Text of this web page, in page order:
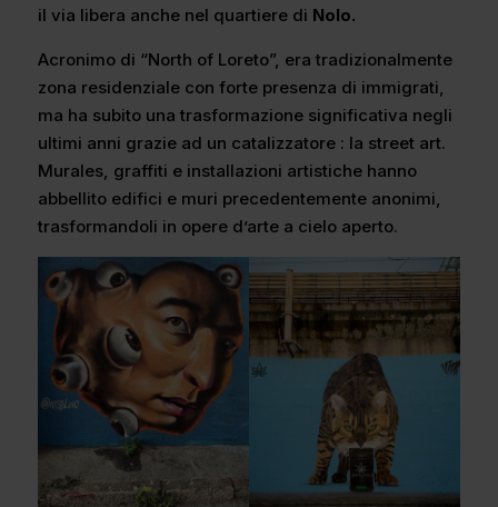
il via libera anche nel quartiere di Nolo.
Acronimo di “North of Loreto”, era tradizionalmente
zona residenziale con forte presenza di immigrati,
ma ha subito una trasformazione significativa negli
ultimi anni grazie ad un catalizzatore : la street art.
Murales, graffiti e installazioni artistiche hanno
abbellito edifici e muri precedentemente anonimi,
trasformandoli in opere d’arte a cielo aperto.